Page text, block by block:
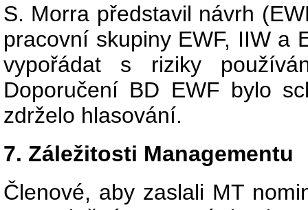
S. Morra představil návrh
pracovní skupiny EWF, IIW a
vypořádat s riziky
Doporučení BD EWF bylo
zdrželo hlasování.
7. Záležitosti Managementu
Členové, aby zaslali MT